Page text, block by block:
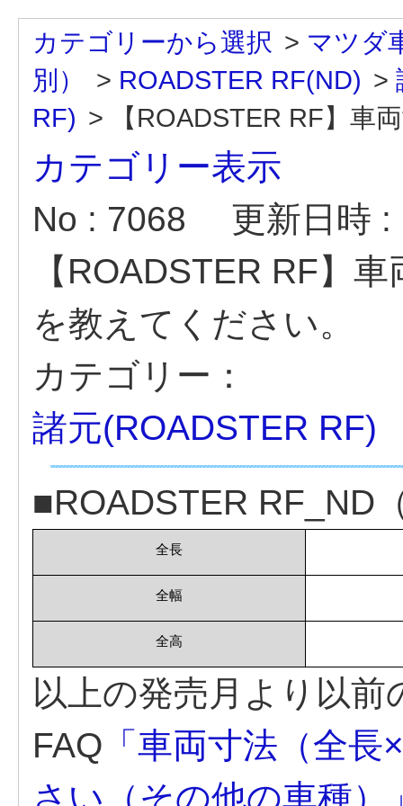
カテゴリーから選択 > マツダ
別）
> ROADSTER RF(ND) >
RF) > 【ROADSTER RF】車
カテゴリー表示
No : 7068
更新日時
【ROADSTER RF】
を教えてください。
カテゴリー：
諸元(ROADSTER RF)
■ROADSTER RF_ND
全長
全幅
全高
以上の発売月より以
FAQ 「車両寸法（全
さい（その他の車種）